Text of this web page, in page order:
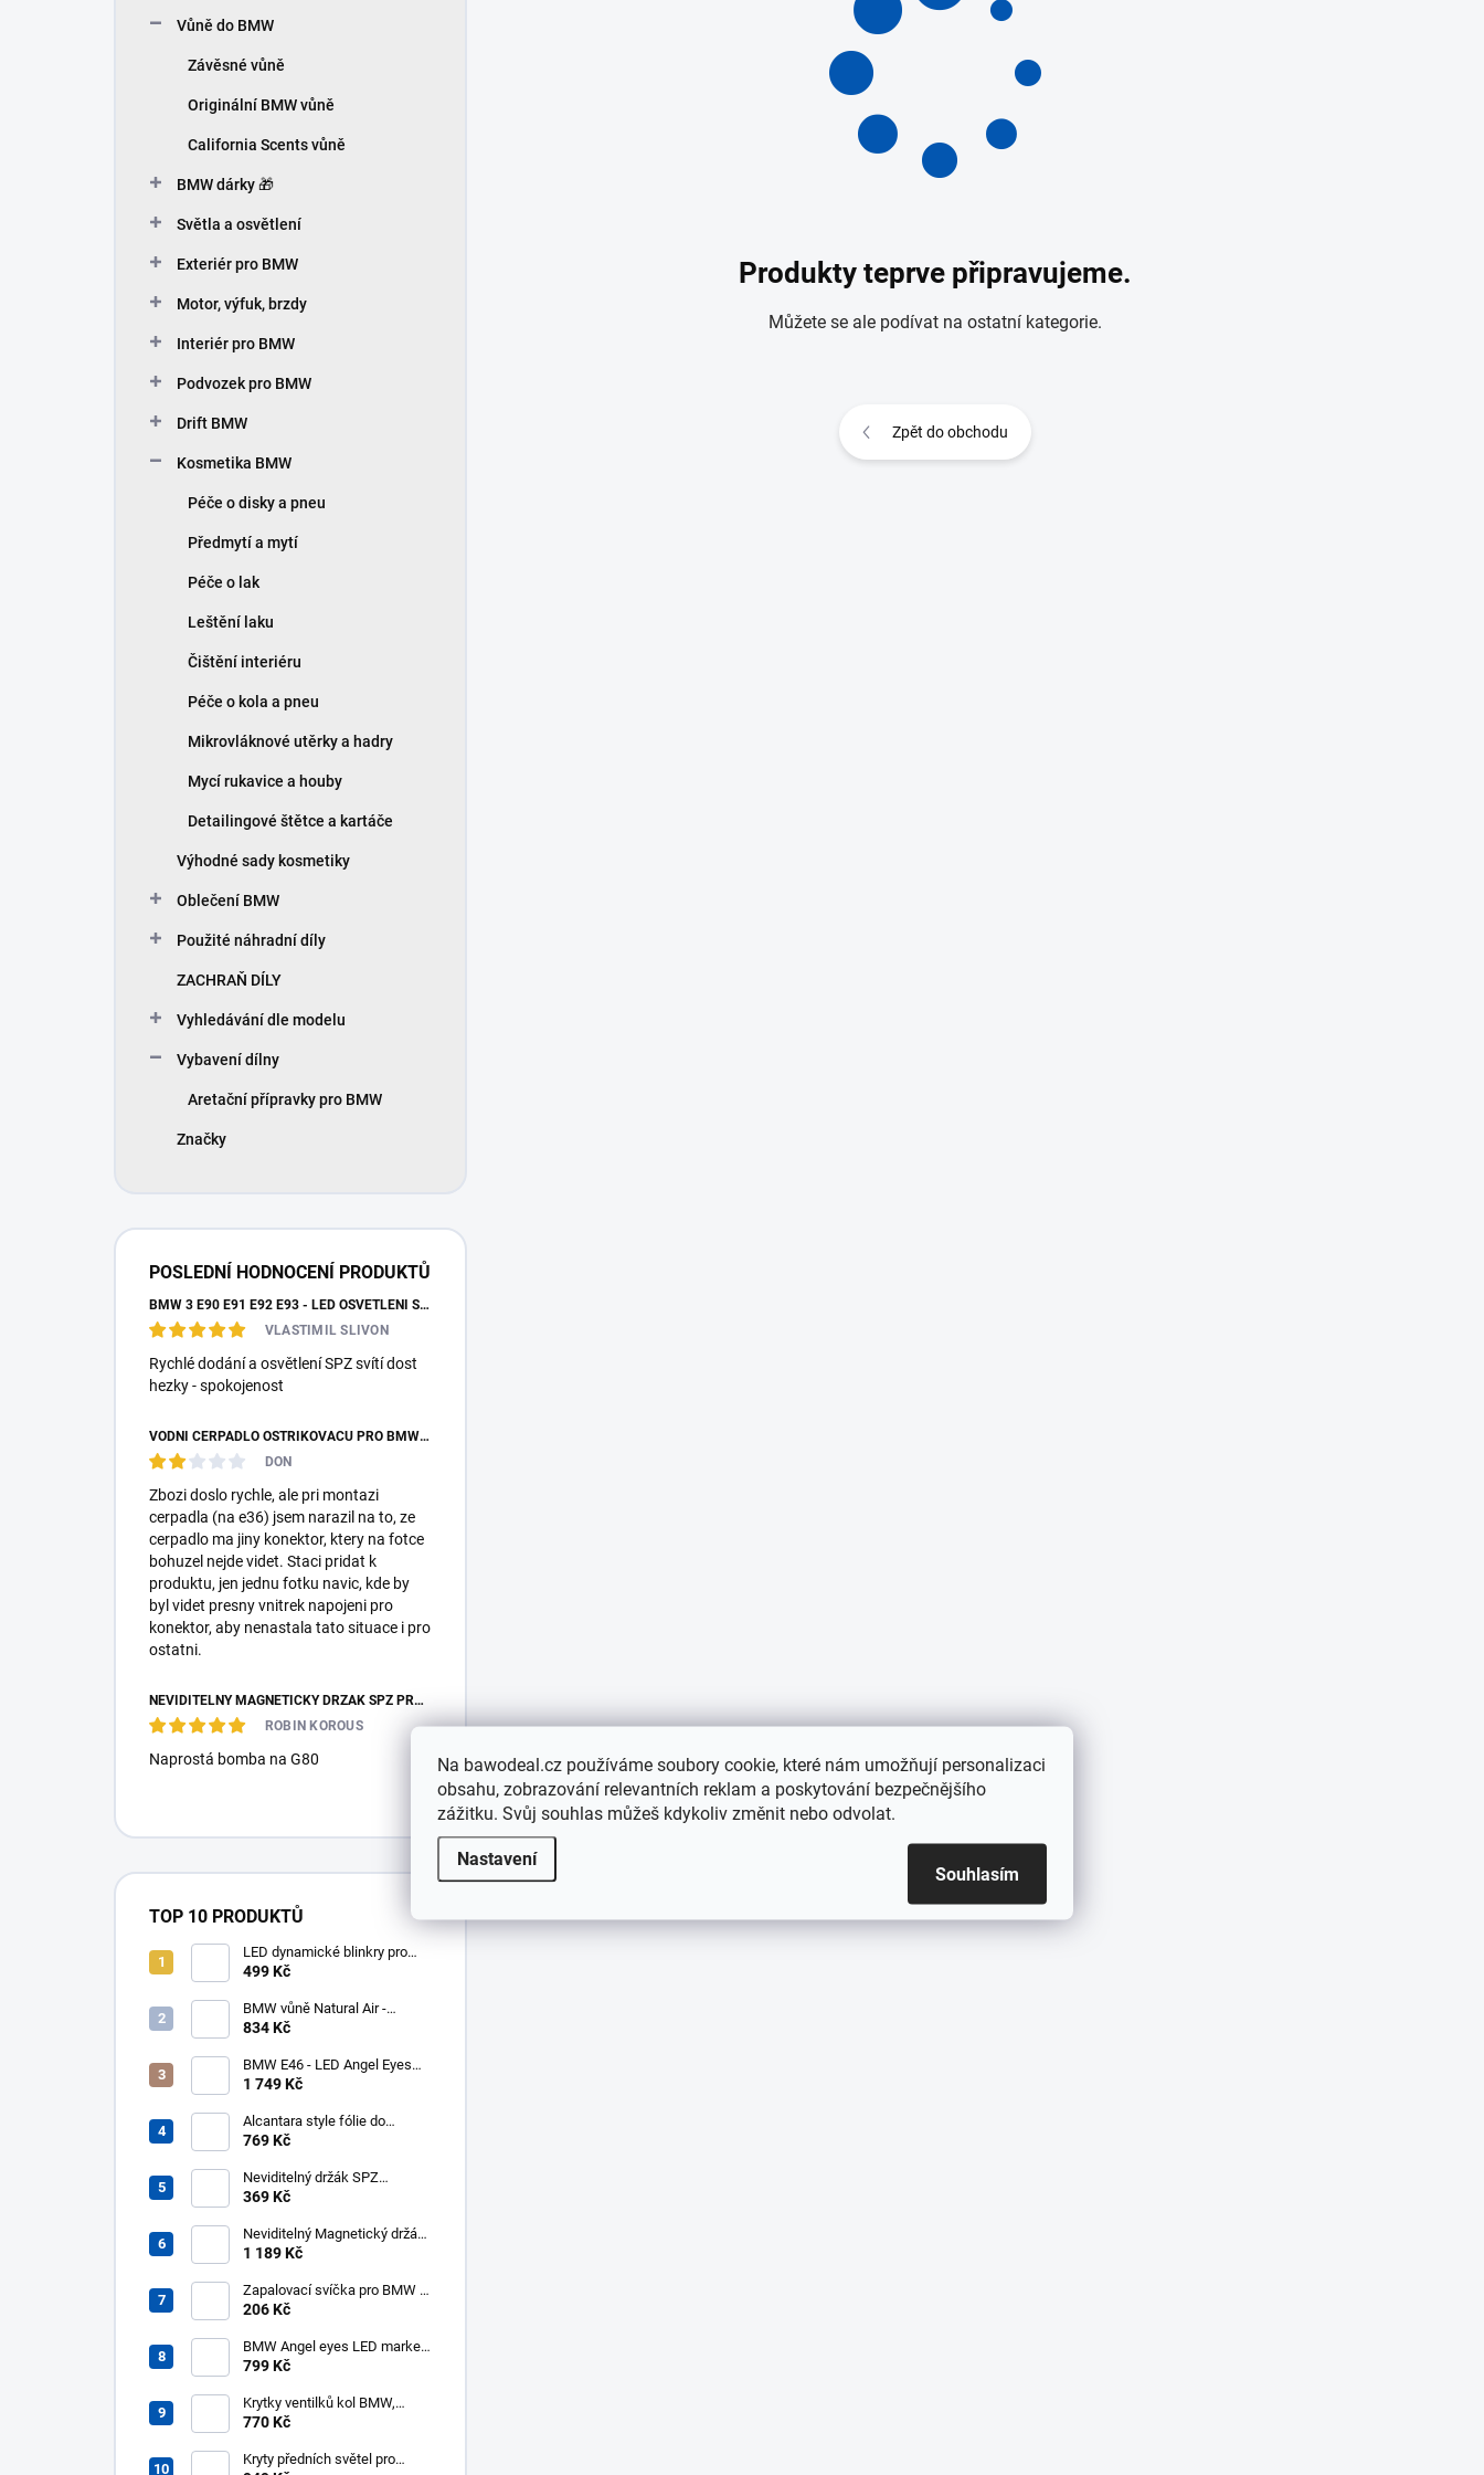
Na bawodeal.cz používáme soubory cookie, které nám umožňují personalizaci
obsahu, zobrazování relevantních reklam a poskytování bezpečnějšího
zážitku. Svůj souhlas můžeš kdykoliv změnit nebo odvolat.
Nastavení
Souhlasím
Vůně do BMW
Závěsné vůně
Originální BMW vůně
California Scents vůně
BMW dárky 🎁
Světla a osvětlení
Exteriér pro BMW
Motor, výfuk, brzdy
Interiér pro BMW
Podvozek pro BMW
Drift BMW
Kosmetika BMW
Péče o disky a pneu
Předmytí a mytí
Péče o lak
Leštění laku
Čištění interiéru
Péče o kola a pneu
Mikrovláknové utěrky a hadry
Mycí rukavice a houby
Detailingové štětce a kartáče
Výhodné sady kosmetiky
Oblečení BMW
Použité náhradní díly
ZACHRAŇ DÍLY
Vyhledávání dle modelu
Vybavení dílny
Aretační přípravky pro BMW
Značky
POSLEDNÍ HODNOCENÍ PRODUKTŮ
BMW 3 E90 E91 E92 E93 - LED OSVĚTLENÍ SPZ
VLASTIMIL SLIVON
Rychlé dodání a osvětlení SPZ svítí dost
hezky - spokojenost
VODNÍ ČERPADLO OSTŘIKOVAČŮ PRO BMW E87 E36 E46 E90 E39 E60 E38 E65 E53 E83 F10 F25 F26 MEYLE
DON
Zbozi doslo rychle, ale pri montazi
cerpadla (na e36) jsem narazil na to, ze
cerpadlo ma jiny konektor, ktery na fotce
bohuzel nejde videt. Staci pridat k
produktu, jen jednu fotku navic, kde by
byl videt presny vnitrek napojeni pro
konektor, aby nenastala tato situace i pro
ostatni.
NEVIDITELNÝ MAGNETICKÝ DRŽÁK SPZ PRO 2 ZNAČKY - REVOKE
ROBIN KOROUS
Naprostá bomba na G80
TOP 10 PRODUKTŮ
LED dynamické blinkry pro
BMW E90/E91/E92 05-11,
499 Kč
BMW vůně Natural Air -
startovní balíček
834 Kč
BMW E46 - LED Angel Eyes
kroužky UHP Cotton Mléčné
1 749 Kč
Alcantara style fólie do
interiéru 140x50cm černá
769 Kč
Neviditelný držák SPZ
Transparent pro 2 značky -
369 Kč
Neviditelný Magnetický držák
SPZ pro 2 značky - REVOKE
1 189 Kč
Zapalovací svíčka pro BMW -
NGK 3199 BKR6EQUP
206 Kč
BMW Angel eyes LED markery
10W 6000K
799 Kč
Krytky ventilků kol BMW,
čepičky
770 Kč
Kryty předních světel pro
Produkty teprve připravujeme.
Můžete se ale podívat na ostatní kategorie.
Zpět do obchodu